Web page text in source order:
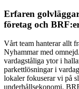
Erfaren
företag och
Vårt team hanterar allt
Nyhammar med
vardagståliga ytor i
parkettlösningar i
lokaler fokuserar vi på
underhållsekonomi.